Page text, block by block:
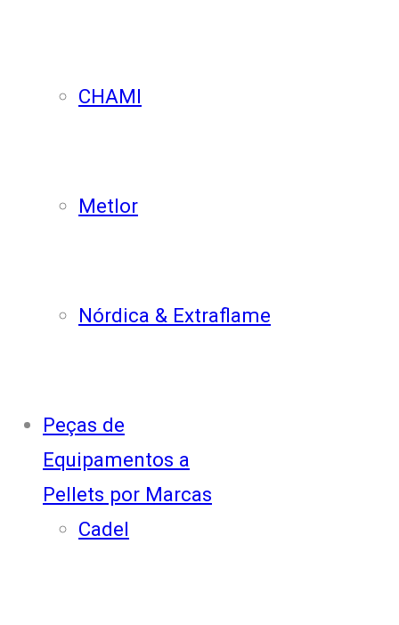
CHAMI
Metlor
Nórdica & Extraflame
Peças de
Equipamentos a
Pellets por Marcas
Cadel